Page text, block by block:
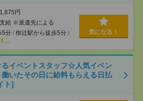
円
給 ※派遣先による
5分 / 椥辻駅から徒歩5分 /
/ …
気になる！
イベントスタッフ☆人気イベン
働いたその日に給料もらえる日払
ト]